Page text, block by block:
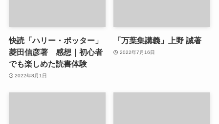
快読「ハリー・ポッター」
菱田信彦著 感想｜初心者
でも楽しめた読書体験
2022年8月1日
「万葉集講義」上野 誠著
2022年7月16日